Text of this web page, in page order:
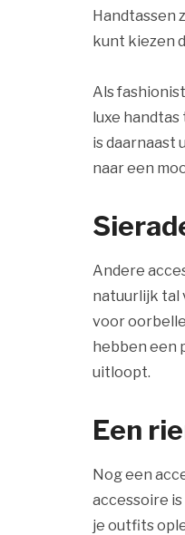
Handtassen
kunt kiezen
Als
luxe
is daarnaast
naar een
Andere
natuurlijk tal
voor
hebben een
uitloopt.
Een
Nog een
accessoire
je outfits